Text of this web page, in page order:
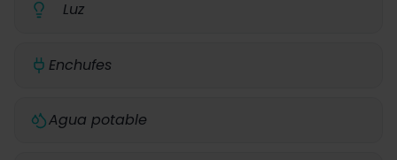
Luz
Enchufes
Agua potable